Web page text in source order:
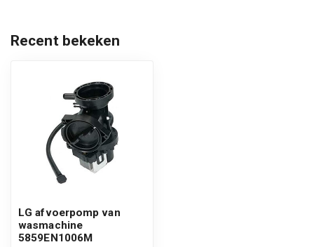
F1048TD1.ABWQEHS
F1056LDP.ABWPCOM
F1056LDP.ABWQECZ
F1056MDP.ABWPCOM
F1056ND.ABWQECZ
F1056ND1.ABWPCOM
F1056NDP1.ABWPRUS
Recent bekeken
LG afvoerpomp van
wasmachine
5859EN1006M